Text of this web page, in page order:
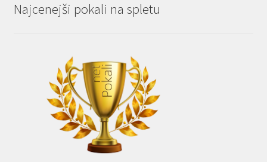
Najcenejši pokali na spletu